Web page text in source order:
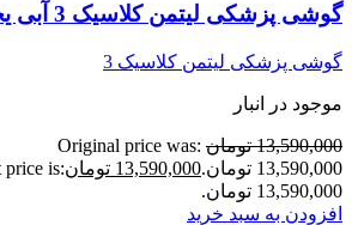
گوشی پزشکی لیتمن کلاسیک 3 آبی یخی آئینه ای 5959
گوشی پزشکی لیتمن کلاسیک 3
موجود در انبار
13,590,000 تومان
Original price was:
13,590,000 تومان.
13,590,000 تومان
price is:
13,590,000 تومان.
افزودن به سبد خرید